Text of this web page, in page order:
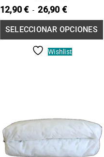
12,90€ - 26,90 €
SELECCIONAR OPCIONES
Wishlist